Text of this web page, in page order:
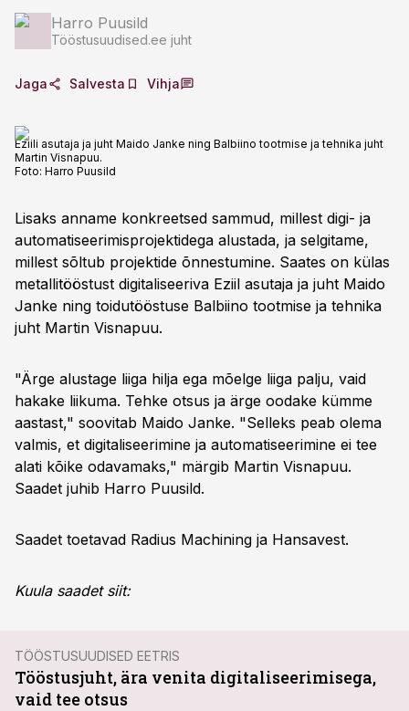
Harro Puusild
Tööstusuudised.ee juht
Jaga Salvesta Vihja
Eziili asutaja ja juht Maido Janke ning Balbiino tootmise ja tehnika juht
Martin Visnapuu.
Foto: Harro Puusild
Lisaks anname konkreetsed sammud, millest digi- ja
automatiseerimisprojektidega alustada, ja selgitame,
millest sõltub projektide õnnestumine. Saates on külas
metallitööstust digitaliseeriva Eziil asutaja ja juht Maido
Janke ning toidutööstuse Balbiino tootmise ja tehnika
juht Martin Visnapuu.
"Ärge alustage liiga hilja ega mõelge liiga palju, vaid
hakake liikuma. Tehke otsus ja ärge oodake kümme
aastast," soovitab Maido Janke. "Selleks peab olema
valmis, et digitaliseerimine ja automatiseerimine ei tee
alati kõike odavamaks," märgib Martin Visnapuu.
Saadet juhib Harro Puusild.
Saadet toetavad Radius Machining ja Hansavest.
Kuula saadet siit:
TÖÖSTUSUUDISED EETRIS
Tööstusjuht, ära venita digitaliseerimisega,
vaid tee otsus